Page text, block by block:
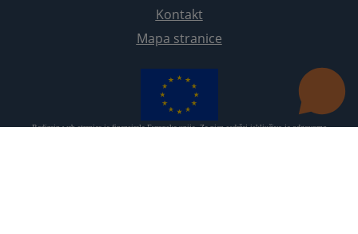
Kontakt
Mapa stranice
Redizajn web stranice je finansirala Evropska unija. Za njen sadržaj isključivo je odgovorno